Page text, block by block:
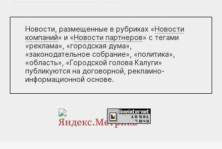
Новости, размещенные в рубриках «Новости
компаний» и «Новости партнеров» с тегами
«реклама», «городская дума»,
«законодательное собрание», «политика»,
«область», «Городской голова Калуги»
публикуются на договорной, рекламно-
информационной основе.